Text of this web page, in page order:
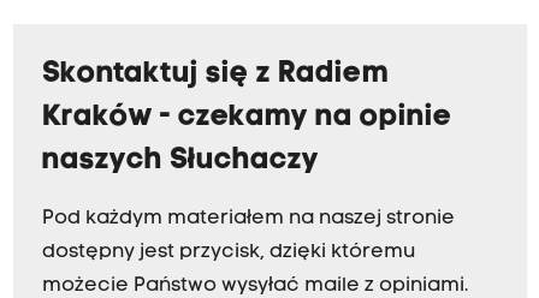
Skontaktuj się z Radiem
Kraków - czekamy na opinie
naszych Słuchaczy
Pod każdym materiałem na naszej stronie
dostępny jest przycisk, dzięki któremu
możecie Państwo wysyłać maile z opiniami.